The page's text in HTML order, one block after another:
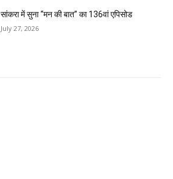
सांकरा में सुना “मन की बात” का 136वां एपिसोड
July 27, 2026